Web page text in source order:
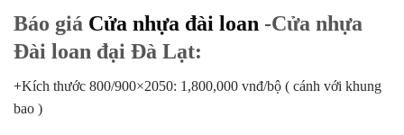
Báo giá Cửa nhựa đài loan -Cửa nhựa
Đài loan đại Đà Lạt:
+Kích thước 800/900×2050: 1,800,000 vnđ/bộ ( cánh với khung
bao )